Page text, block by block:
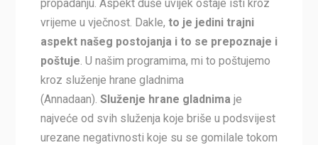
propadanju. Aspekt duše uvijek ostaje isti kroz
vrijeme u vječnost. Dakle, to je jedini trajni
aspekt našeg postojanja i to se prepoznaje i
poštuje . U našim programima, mi to poštujemo
kroz služenje hrane gladnima
(Annadaan). Služenje hrane gladnima je
najveće od svih služenja koje briše u podsvijest
urezane negativnosti koje su se gomilale tokom